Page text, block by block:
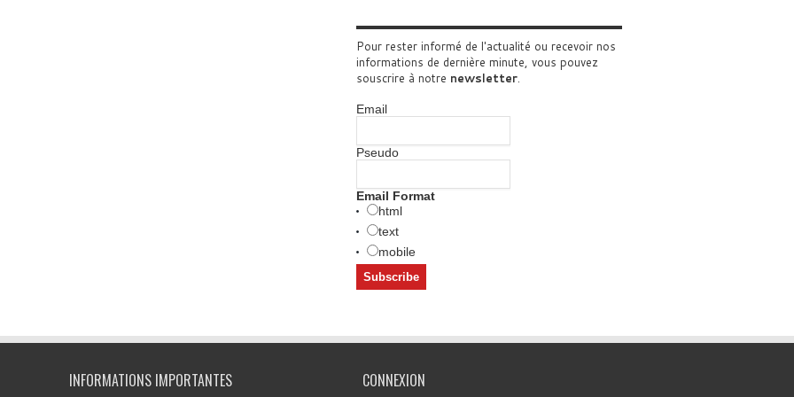
Pour rester informé de l'actualité ou recevoir nos
informations de dernière minute, vous pouvez
souscrire à notre newsletter.
Email
Pseudo
Email Format
html
text
mobile
INFORMATIONS IMPORTANTES CONNEXION